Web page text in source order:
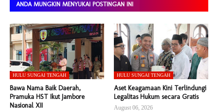
ANDA MUNGKIN MENYUKAI POSTINGAN INI
HULU SUNGAI TENGAH
Bawa Nama Baik Daerah,
Pramuka HST Ikut Jambore
Nasional XII
HULU SUNGAI TENGAH
Aset Keagamaan Kini Terlindungi
Legalitas Hukum secara Gratis
August 06, 2026